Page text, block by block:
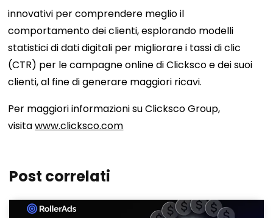
innovativi per comprendere meglio il
comportamento dei clienti, esplorando modelli
statistici di dati digitali per migliorare i tassi di clic
(CTR) per le campagne online di Clicksco e dei suoi
clienti, al fine di generare maggiori ricavi.
Per maggiori informazioni su Clicksco Group,
visitawww.clicksco.com
Post correlati